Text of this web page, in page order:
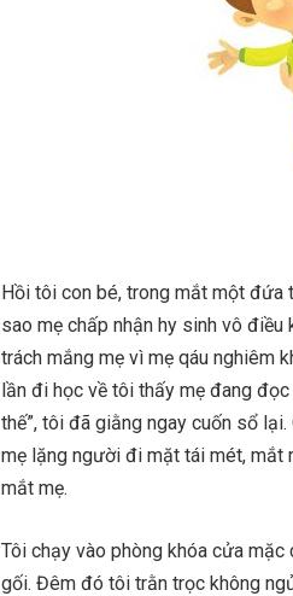
Hồi tôi con bé, trong mắt một đứa
sao mẹ chấp nhận hy sinh vô
trách mắng mẹ vì mẹ qáu nghiêm
lần đi học về tôi thấy mẹ đang
thế”, tôi đã giằng ngay cuốn sổ
mẹ lặng người đi mặt tái mét, mắt
mắt mẹ.
Tôi chạy vào phòng khóa cửa
gối. Đêm đó tôi trằn trọc không